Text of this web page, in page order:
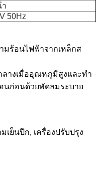
า
50Hz
มร้อนไฟฟ้าจากเหล็กส
างเมื่ออุณหภูมิสูงและทํา
ก่อนด้วยพัดลมระบาย
เย็นปีก, เครื่องปรับปรุง